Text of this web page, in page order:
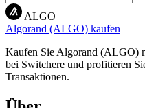
ALGO
Algorand (ALGO) kaufen
Kaufen Sie Algorand (ALGO)
bei Switchere und profitieren
Transaktionen.